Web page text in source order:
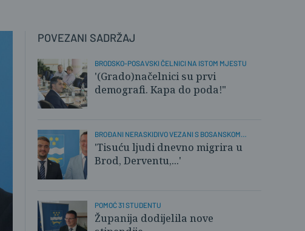
POVEZANI SADRŽAJ
BRODSKO-POSAVSKI ČELNICI NA ISTOM MJESTU
'(Grado)načelnici su prvi
demografi. Kapa do poda!"
BROĐANI NERASKIDIVO VEZANI S BOSANSKOM
POSAVINOM
'Tisuću ljudi dnevno migrira u
Brod, Derventu,...'
POMOĆ 31 STUDENTU
Županija dodijelila nove